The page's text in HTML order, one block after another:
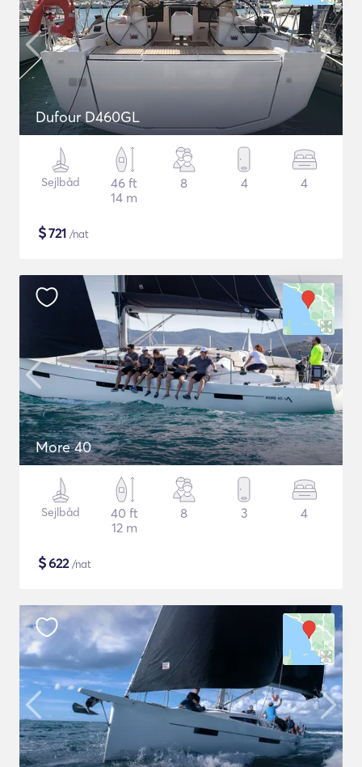
Dufour D460GL
Sejlbåd
46 ft
14 m
8 4 4
$721 /nat
More 40
Sejlbåd
40 ft
12 m
8 3 4
$622/nat